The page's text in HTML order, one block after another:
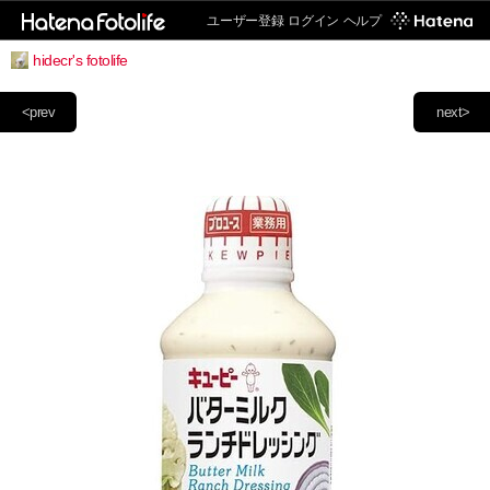
ユーザー登録 ログイン ヘルプ
hidecr's fotolife
next>
<prev